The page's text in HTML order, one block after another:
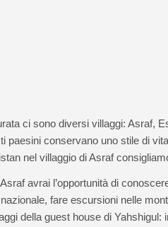
ci sono diversi villaggi: Asraf,
paesini conservano uno stile di
nel villaggio di Asraf
avrai l’opportunità di
fare escursioni nelle
della guest house di